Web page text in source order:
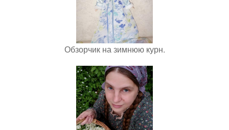
Обзорчик на зимнюю курн.